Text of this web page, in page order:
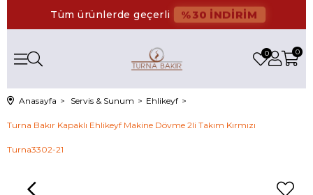
Tüm ürünlerde geçerli %30 İNDİRİM
0
0
Anasayfa Servis & Sunum Ehlikeyf
Turna Bakır Kapaklı Ehlikeyf Makine Dövme 2li Takım Kırmızı
Turna3302-21